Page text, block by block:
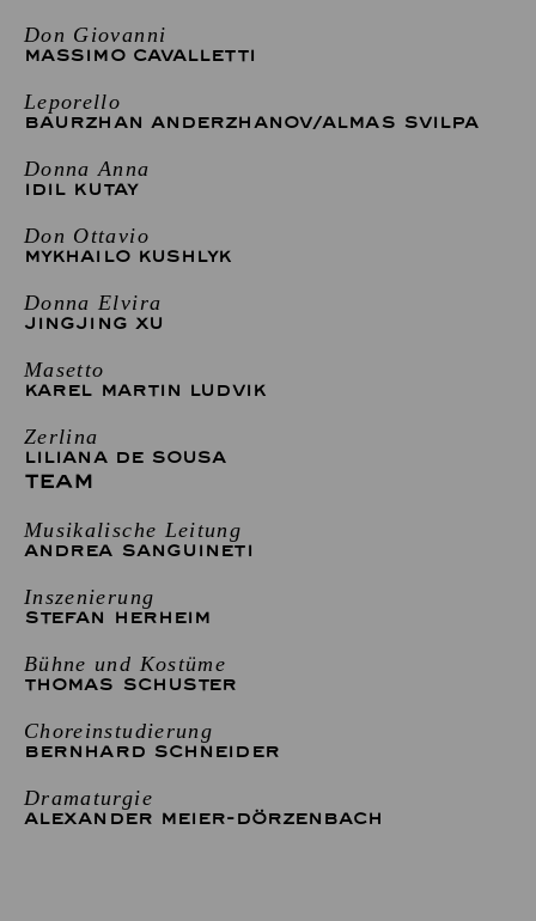
Don Giovanni
MASSIMO CAVALLETTI
Leporello
BAURZHAN ANDERZHANOV/ALMAS SVILPA
Donna Anna
IDIL KUTAY
Don Ottavio
MYKHAILO KUSHLYK
Donna Elvira
JINGJING XU
Masetto
KAREL MARTIN LUDVIK
Zerlina
LILIANA DE SOUSA
TEAM
Musikalische Leitung
ANDREA SANGUINETI
Inszenierung
STEFAN HERHEIM
Bühne und Kostüme
THOMAS SCHUSTER
Choreinstudierung
BERNHARD SCHNEIDER
Dramaturgie
ALEXANDER MEIER-DÖRZENBACH